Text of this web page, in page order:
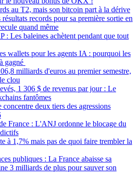
au T2, mais son bitcoin part à la dérive
records pour sa première sortie en
quand même
: Les baleines achètent pendant que tout
wallets pour les agents IA : pourquoi les
gagné
milliards d'euros au premier semestre,
clou
1 306 $ de revenus par jour : Le
fantômes
deux tiers des agressions
France : L'ANJ ordonne le blocage du
à 1,7% mais pas de quoi faire trembler la
publiques : La France abaisse sa
3 milliards de plus pour sauver son